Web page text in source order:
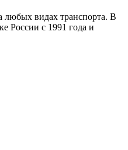
любых видах транспорта. В
России с 1991 года и